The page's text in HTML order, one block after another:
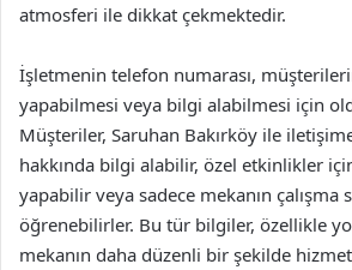
atmosferi ile dikkat çekmektedir.
İşletmenin telefon numarası,
yapabilmesi veya bilgi alabilmesi için
Müşteriler, Saruhan Bakırköy ile
hakkında bilgi alabilir, özel etkinlikler
yapabilir veya sadece mekanın çalışma
öğrenebilirler. Bu tür bilgiler, özellikle
mekanın daha düzenli bir şekilde